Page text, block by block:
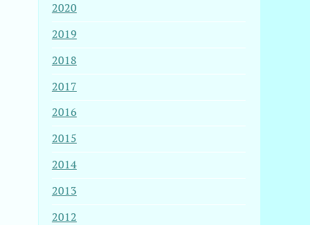
2020
2019
2018
2017
2016
2015
2014
2013
2012